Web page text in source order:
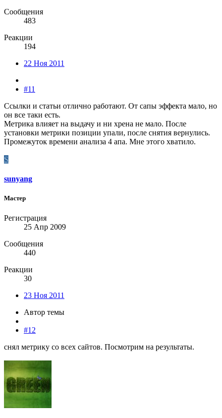
Сообщения
483
Реакции
194
22 Ноя 2011
#11
Ссылки и статьи отлично работают. От сапы эффекта мало, но
он все таки есть.
Метрика влияет на выдачу и ни хрена не мало. После
установки метрики позиции упали, после снятия вернулись.
Промежуток времени анализа 4 апа. Мне этого хватило.
S
sunyang
Мастер
Регистрация
25 Апр 2009
Сообщения
440
Реакции
30
23 Ноя 2011
Автор темы
#12
снял метрику со всех сайтов. Посмотрим на результаты.